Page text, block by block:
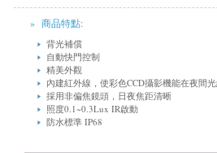
» 商品特點:
背光補償
自動快門控制
精美外觀
內建紅外線，使彩色CCD攝影機能在夜間
採用非偏焦鏡頭，日夜焦距清晰
照度0.1~0.3Lux IR啟動
防水標準 IP68